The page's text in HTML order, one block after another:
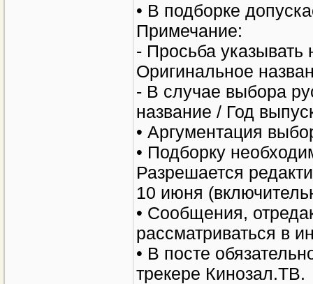
• В подборке
Примечание:
- Просьба
Оригинальное
- В случае выбора
название / Год
• Аргументация
• Подборку
Разрешается
10 июня
• Сообщения,
рассматриваться в
• В посте
трекере Кинозал.ТВ.